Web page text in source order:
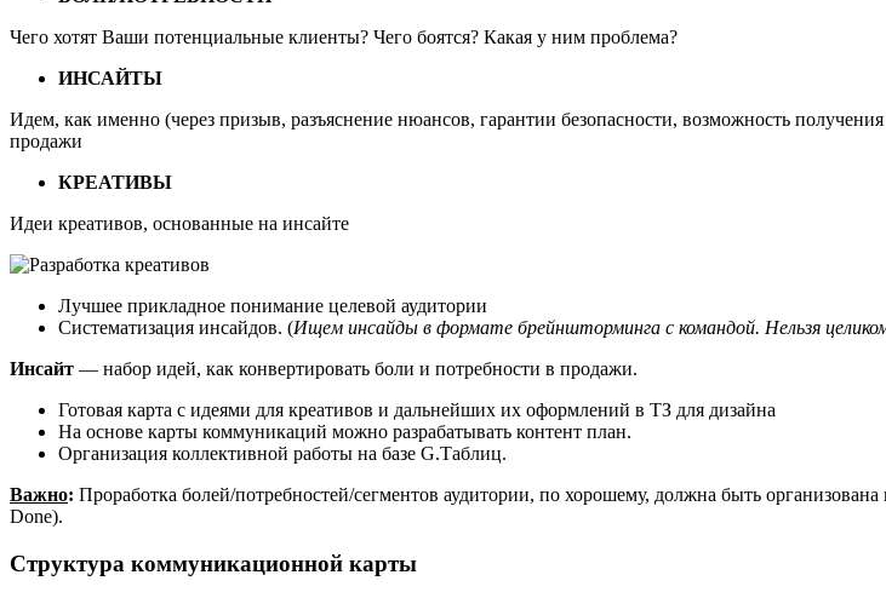
Чего хотят Ваши потенциальные клиенты? Чего боятся? Какая у ним проблема?
ИНСАЙТЫ
Идем, как именно (через призыв, разъяснение нюансов, гарантии безопасности, возможность
продажи
КРЕАТИВЫ
Идеи креативов, основанные на инсайте
Лучшее прикладное понимание целевой аудитории
Систематизация инсайдов. (Ищем инсайды в формате брейншторминга с командой. Нельзя
Инсайт — набор идей, как конвертировать боли и потребности в продажи.
Готовая карта с идеями для креативов и дальнейших их оформлений в ТЗ для дизайна
На основе карты коммуникаций можно разрабатывать контент план.
Организация коллективной работы на базе G.Таблиц.
Важно: Проработка болей/потребностей/сегментов аудитории, по хорошему, должна быть
Done).
Структура коммуникационной карты